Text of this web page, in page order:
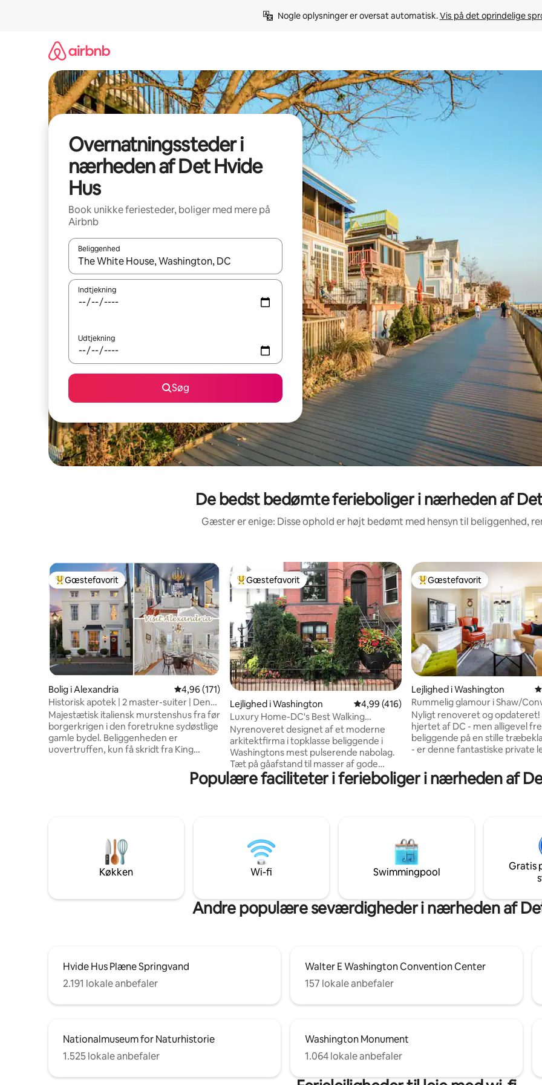
Nogle oplysninger er oversat automatisk. Vis på det oprindelige
Overnatningssteder i
nærheden af Det Hvide
Hus
Book unikke feriesteder, boliger med mere på
Airbnb
Beliggenhed
Når resultaterne er tilgængelige, skal du navigere med piletasterne op og ned eller se mere ved at trykke eller stryge.
Indtjekning
Udtjekning
Søg
De bedst bedømte ferieboliger i nærheden af
Gæster er enige: Disse ophold er højt bedømt med hensyn til beliggenhed,
Bedste gæstefavorit
Gæstefavorit
Bolig i Alexandria 4,96 ud af 5 i gennemsnitlig bedømmelse, 171 omtaler
4,96 (171)
Historisk apotek | 2 master-suiter | Den
gamle bydel
Majestætisk italiensk murstenshus fra før
borgerkrigen i den foretrukne sydøstlige
gamle bydel. Beliggenheden er
uovertruffen, kun få skridt fra King
Dette treetagers hjem, der blev bygget i
1800'erne, fungerede som et tidligere
tommer fjernsyn med streaming
Internet med høj hastighed Dedikeret
arbejdsplads Indtjekning uden vært
døgnet rundt
parkering efter anmodning
Bedste gæstefavorit
Gæstefavorit
Lejlighed i Washington 4,99 ud af 5 i gennemsnitlig bedømmelse,
4,99 (416)
Luxury Home-DC's Best Walking
Neighborhood-Parking
Nyrenoveret designet af et moderne
arkitektfirma i topklasse beliggende i
Washingtons mest pulserende nabolag.
Tæt på gåafstand til masser af gode
restauranter, natteliv og 1 blok til
metroen, men stadig rolig. Masser af
kirken bag vores hus og betalt af os, så
du kan bruge den. Der er et skrivebord i
det forreste soveværelse - godt
internet. Fantastisk kaffebar i vores
Bedste gæstefavorit
Gæstefavorit
Lejlighed i Washington
Rummelig glamour i Shaw/
Ctr/DWTN LEJLIGHED
Nyligt renoveret og opdateret!
hjertet af DC - men alligevel
beliggende på en stille
- er denne fantastiske private
fristed. Denne lejlighed med 1
soveværelse, 1 badeværelse
baggård. Overfor den
trendy Blagden Alley og få
Convention Center, City
downtown, Logan/Dupont
meget mere.
Populære faciliteter i ferieboliger i nærheden af
Køkken Wi-fi Swimmingpool
Gratis
Andre populære seværdigheder i nærheden af
Hvide Hus Plæne Springvand
2.191 lokale anbefaler
Walter E Washington Convention Center
157 lokale anbefaler
Nationalmuseum for Naturhistorie
1.525 lokale anbefaler
Washington Monument
1.064 lokale anbefaler